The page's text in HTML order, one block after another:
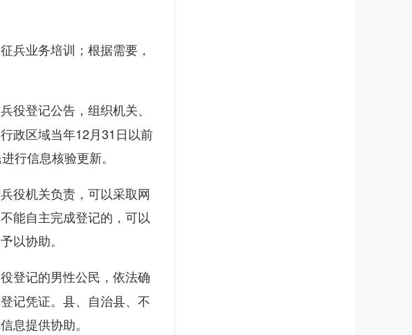
兵业务培训；根据需要，
登记公告，组织机关、
政区域当年12月31日以前
行信息核验更新。
役机关负责，可以采取网
能自主完成登记的，可以
以协助。
登记的男性公民，依法确
记凭证。县、自治县、不
息提供协助。